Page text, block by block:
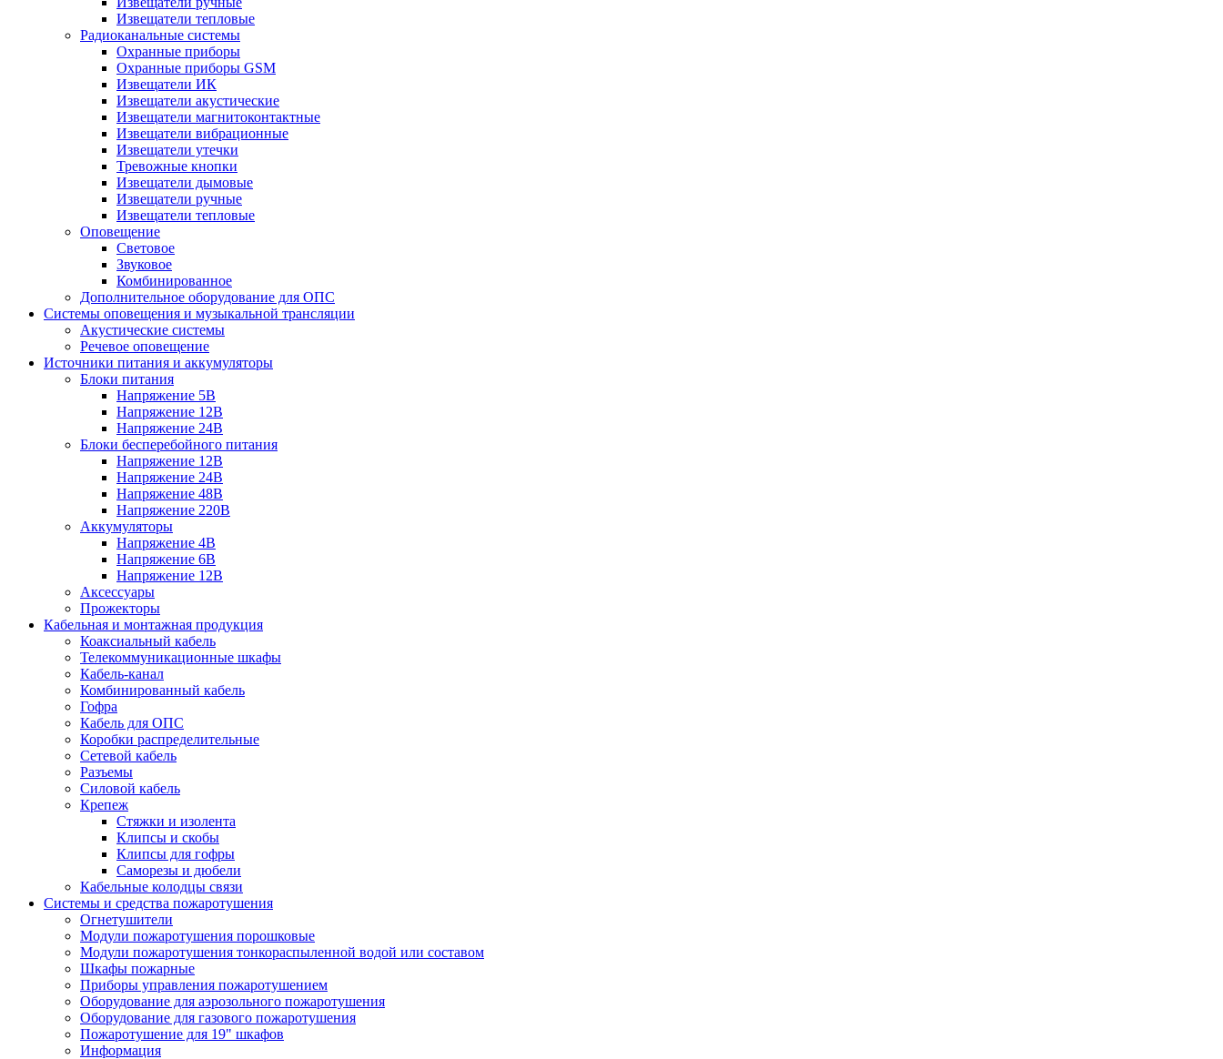
Извещатели тепловые
Радиоканальные системы
Охранные приборы
Охранные приборы GSM
Извещатели ИК
Извещатели акустические
Извещатели магнитоконтактные
Извещатели вибрационные
Извещатели утечки
Тревожные кнопки
Извещатели дымовые
Извещатели ручные
Извещатели тепловые
Оповещение
Световое
Звуковое
Комбинированное
Дополнительное оборудование для ОПС
Системы оповещения и музыкальной трансляции
Акустические системы
Речевое оповещение
Источники питания и аккумуляторы
Блоки питания
Напряжение 5В
Напряжение 12В
Напряжение 24В
Блоки бесперебойного питания
Напряжение 12В
Напряжение 24В
Напряжение 48В
Напряжение 220В
Аккумуляторы
Напряжение 4В
Напряжение 6В
Напряжение 12В
Аксессуары
Прожекторы
Кабельная и монтажная продукция
Коаксиальный кабель
Телекоммуникационные шкафы
Кабель-канал
Комбинированный кабель
Гофра
Кабель для ОПС
Коробки распределительные
Сетевой кабель
Разъемы
Силовой кабель
Крепеж
Стяжки и изолента
Клипсы и скобы
Клипсы для гофры
Саморезы и дюбели
Кабельные колодцы связи
Системы и средства пожаротушения
Огнетушители
Модули пожаротушения порошковые
Модули пожаротушения тонкораспыленной водой или составом
Шкафы пожарные
Приборы управления пожаротушением
Оборудование для аэрозольного пожаротушения
Оборудование для газового пожаротушения
Пожаротушение для 19" шкафов
Информация